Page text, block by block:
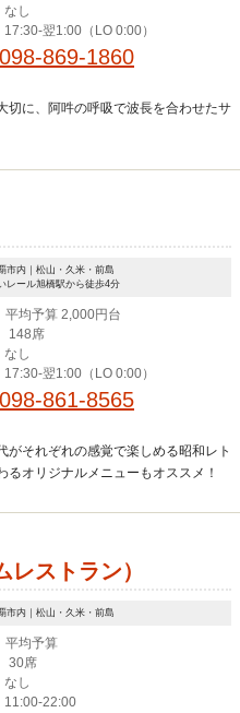
なし
17:30-翌1:00（LO 0:00）
098-869-1860
切に、阿吽の呼吸で波長を合わせたサ
市内｜松山・久米・前島
レール旭橋駅から徒歩4分
平均予算 2,000円台
148席
なし
17:30-翌1:00（LO 0:00）
098-861-8565
がそれぞれの感覚で楽しめる昭和レト
オリジナルメニューもオススメ！
ストラン）
市内｜松山・久米・前島
平均予算
30席
なし
11:00-22:00